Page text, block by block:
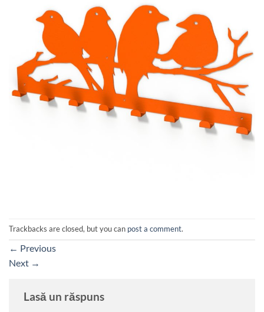
Trackbacks are closed, but you can post a comment.
← Previous
Next →
Lasă un răspuns